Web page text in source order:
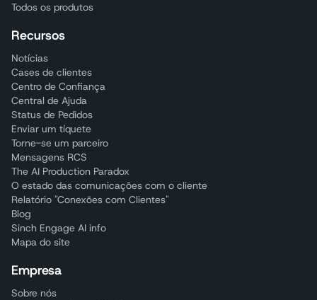
Todos os produtos
Recursos
Notícias
Cases de clientes
Centro de Confiança
Central de Ajuda
Status de Pedidos
Enviar um tíquete
Torne-se um parceiro
Mensagens RCS
The AI Production Paradox
O estado das comunicações com o cliente
Relatório "Conexões com Clientes"
Blog
Sinch Engage AI info
Mapa do site
Empresa
Sobre nós